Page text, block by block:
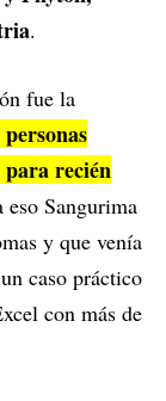
.
fue la
recién
eso Sangurima
y que venía
caso práctico
con más de